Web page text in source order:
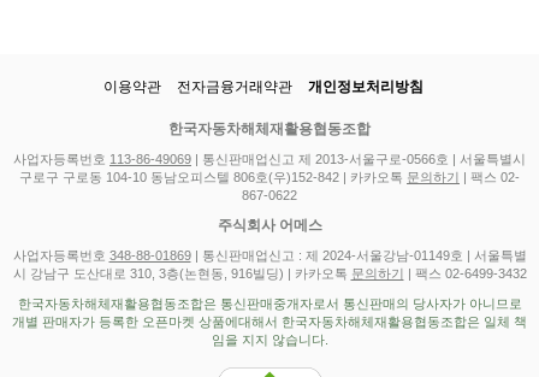
이용약관 전자금융거래약관 개인정보처리방침
한국자동차해체재활용협동조합
사업자등록번호 113-86-49069 | 통신판매업신고 제 2013-서울구로-0566호 | 서울특별시
구로구 구로동 104-10 동남오피스텔 806호(우)152-842 | 카카오톡 문의하기 | 팩스 02-
867-0622
주식회사 어메스
사업자등록번호 348-88-01869| 통신판매업신고 : 제 2024-서울강남-01149호 | 서울특별
시 강남구 도산대로 310, 3층(논현동, 916빌딩) | 카카오톡 문의하기 | 팩스 02-6499-3432
한국자동차해체재활용협동조합은 통신판매중개자로서 통신판매의 당사자가 아니므로
개별 판매자가 등록한 오픈마켓 상품에대해서 한국자동차해체재활용협동조합은 일체 책
임을 지지 않습니다.